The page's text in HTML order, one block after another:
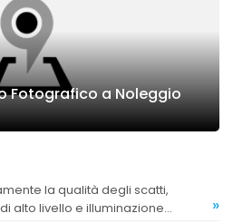
Fotografico a Noleggio
alto livello e illuminazione
»